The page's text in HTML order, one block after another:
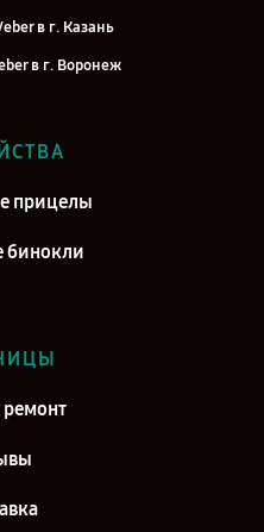
в г. Казань
в г. Воронеж
в г. Самара
г. Санкт-Петербург
прицелы
бинокли